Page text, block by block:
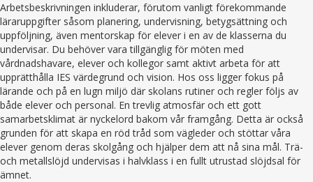
Arbetsbeskrivningen inkluderar, förutom vanligt förekommande
läraruppgifter såsom planering, undervisning, betygsättning och
uppföljning, även mentorskap för elever i en av de klasserna du
undervisar. Du behöver vara tillgänglig för möten med
vårdnadshavare, elever och kollegor samt aktivt arbeta för att
upprätthålla IES värdegrund och vision. Hos oss ligger fokus på
lärande och på en lugn miljö där skolans rutiner och regler följs av
både elever och personal. En trevlig atmosfär och ett gott
samarbetsklimat är nyckelord bakom vår framgång. Detta är också
grunden för att skapa en röd tråd som vägleder och stöttar våra
elever genom deras skolgång och hjälper dem att nå sina mål. Trä-
och metallslöjd undervisas i halvklass i en fullt utrustad slöjdsal för
ämnet.